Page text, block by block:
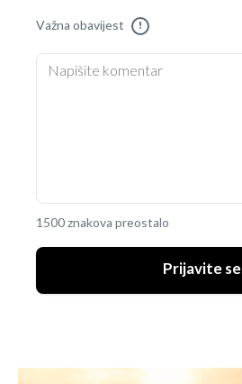
Važna obavijest !
1500 znakova preostalo
Prijavite se